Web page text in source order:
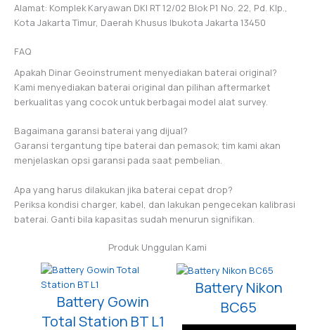
Alamat: Komplek Karyawan DKI RT 12/02 Blok P1 No. 22, Pd. Klp.,
Kota Jakarta Timur, Daerah Khusus Ibukota Jakarta 13450
FAQ
Apakah Dinar Geoinstrument menyediakan baterai original?
Kami menyediakan baterai original dan pilihan aftermarket
berkualitas yang cocok untuk berbagai model alat survey.
Bagaimana garansi baterai yang dijual?
Garansi tergantung tipe baterai dan pemasok; tim kami akan
menjelaskan opsi garansi pada saat pembelian.
Apa yang harus dilakukan jika baterai cepat drop?
Periksa kondisi charger, kabel, dan lakukan pengecekan kalibrasi
baterai. Ganti bila kapasitas sudah menurun signifikan.
Produk Unggulan Kami
Battery Gowin
Total Station BT L1
Battery Nikon
BC65